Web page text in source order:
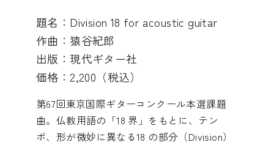
題名：Division 18 for acoustic guitar
作曲：猿谷紀郎
出版：現代ギター社
価格：2,200（税込）
第67回東京国際ギターコンクール本選課題
曲。仏教用語の「18 界」をもとに、テン
ポ、形が微妙に異なる18 の部分（Division）